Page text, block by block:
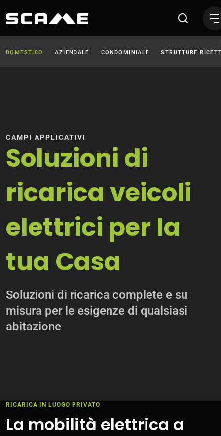
DOMESTICO AZIENDALE CONDOMINIALE STRUTTURE
Smart Mobility Report 2023
CAMPI APPLICATIVI
Soluzioni di
ricarica veicoli
elettrici per la
tua Casa
Soluzioni di ricarica complete e su
misura per le esigenze di qualsiasi
abitazione
RICARICA IN LUOGO PRIVATO
La mobilità elettrica a